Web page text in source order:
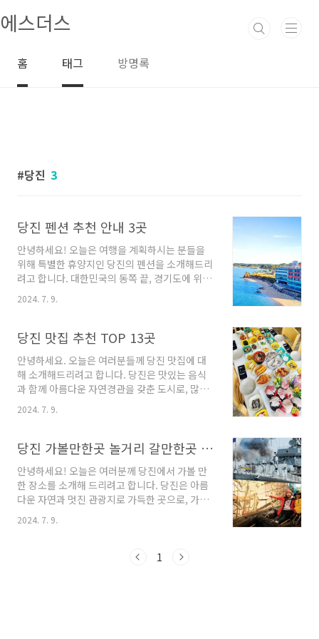
에스더스
홈 태그 방명록
당진 3
당진 펜션 추천 안내 3곳
안녕하세요! 오늘은 여행을 계획하시는 분들을
위해 특별한 휴양지인 당진의 펜션을 소개해드리
려고 합니다. 대한민국의 동쪽 끝, 경기도에 위치
한 이곳은 아름다운 자연환경과 편안한 휴식을
즐길 수 있는 곳으로 유명합니다. 이번에는 다양
펴보도록 하겠습니다. 그럼 시작해볼까요?당진
당진시 석문면 석문해안로 129 블루비치펜텔펜
션 당진 펜션 소개 - 블루비치펜텔당진에 위치한
블루비치펜텔은 왜목마을에서 매우 가까운 곳에
위치해 있습니다. 모든 객실에서는 아름다운 바
에서 조개, 낚시, 굴, 게 등을 채취할 수 있고, 해안
산..
2024. 7. 9.
당진 맛집 추천 TOP 13곳
안녕하세요. 오늘은 여러분들께 당진 맛집에 대
해 소개해드리려고 합니다. 당진은 맛있는 음식
과 함께 아름다운 자연경관을 갖춘 도시로, 많은
사람들이 찾는 관광지입니다. 여러분들이 당진에
방문하게 된다면 꼭 한 번쯤 가보고 싶은 맛집들
을 알아보도록 할게요.당진 맛집 13곳 추천 1.
목길 26 왜목제일횟집생선회 당진 맛집 소개 -
왜목제일횟집당진 왜목제일횟집은 당진시 석문
면 왜목길 26에 위치해 있습니다. 해변가에 위치
하여 왜목마을의 멋진 해변 뷰를 감상할 수 있습
선한 재료를 사용하여 준비되는 왜목마을에서 유
2024. 7. 9.
당진 가볼만한곳 놀거리 갈만한곳 추천해요
안녕하세요! 오늘은 여러분께 당진에서 가볼 만
한 장소를 소개해 드리려고 합니다. 당진은 아름
다운 자연과 멋진 관광지로 가득한 곳으로, 가족
여행이나 친구들과의 소풍에 안성맞춤입니다. 이
제 함께 당진의 다양한 업체들을 살펴보겠습니
원 안내주소 : 충남 당진시 신평면 삽교천3길 79
2024. 7. 9.
1